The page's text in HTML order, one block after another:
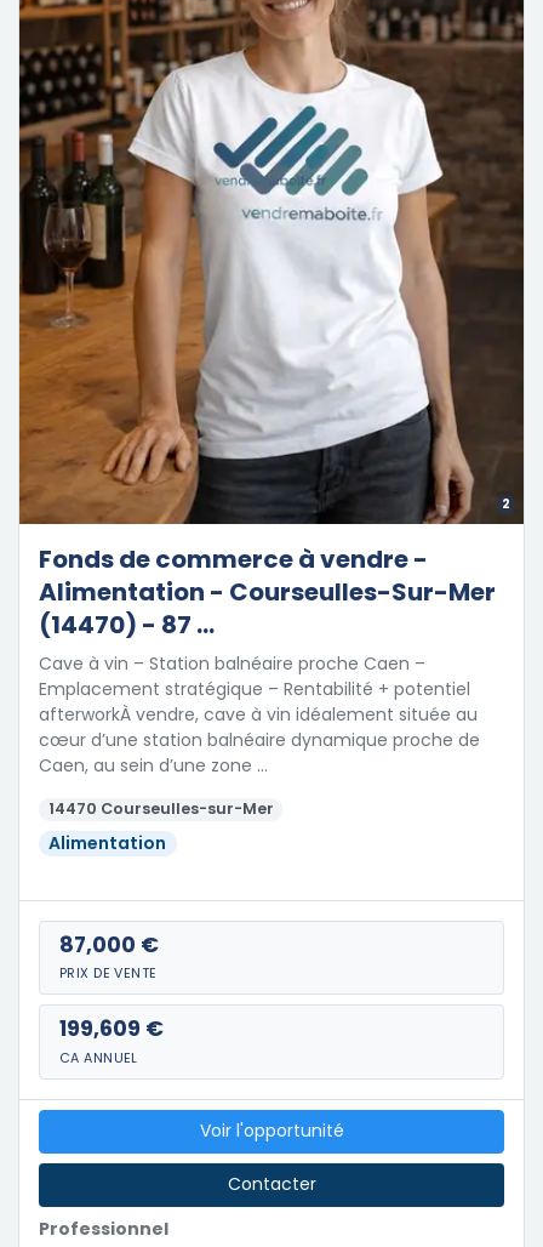
2
Fonds de commerce à vendre -
Alimentation - Courseulles-Sur-Mer
(14470) - 87 ...
Cave à vin – Station balnéaire proche Caen –
Emplacement stratégique – Rentabilité + potentiel
afterworkÀ vendre, cave à vin idéalement située au
cœur d’une station balnéaire dynamique proche de
Caen, au sein d’une zone …
14470 Courseulles-sur-Mer
Alimentation
87,000 €
PRIX DE VENTE
199,609 €
CA ANNUEL
Professionnel
Voir l'opportunité
Contacter